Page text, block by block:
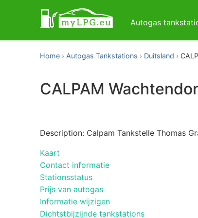
Autogas
Home Autogas Tankstations Duitsland
CALPAM
Description: Calpam Tankstelle Thomas
Kaart
Contact informatie
Stationsstatus
Prijs van autogas
Informatie wijzigen
Dichtstbijzijnde tankstations